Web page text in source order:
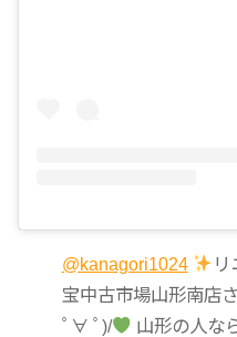
@kanagori1024 リ
宝中古市場山形南店
ﾟ∀ ﾟ)/
山形の人な